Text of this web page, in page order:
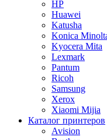
HP
Huawei
Katusha
Konica
Kyocera Mita
Lexmark
Pantum
Ricoh
Samsung
Xerox
Xiaomi Mijia
Каталог принтеров
Avision